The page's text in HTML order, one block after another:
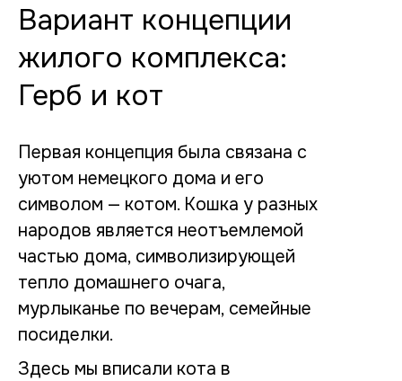
Вариант концепции
жилого комплекса:
Герб и кот
Первая концепция была связана с
уютом немецкого дома и его
символом — котом. Кошка у разных
народов является неотъемлемой
частью дома, символизирующей
тепло домашнего очага,
мурлыканье по вечерам, семейные
посиделки.
Здесь мы вписали кота в